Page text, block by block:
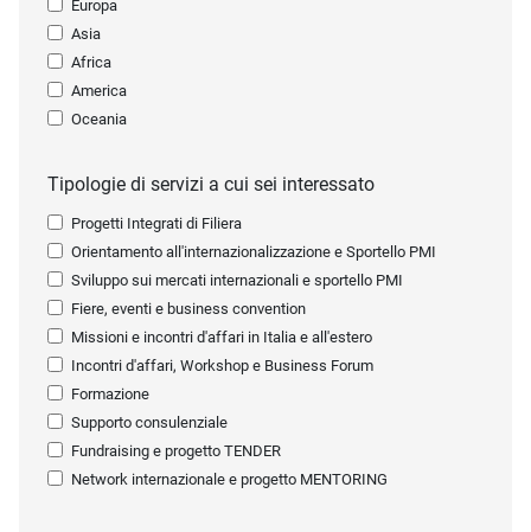
Europa
Asia
Africa
America
Oceania
Tipologie di servizi a cui sei interessato
Progetti Integrati di Filiera
Orientamento all'internazionalizzazione e Sportello PMI
Sviluppo sui mercati internazionali e sportello PMI
Fiere, eventi e business convention
Missioni e incontri d'affari in Italia e all'estero
Incontri d'affari, Workshop e Business Forum
Formazione
Supporto consulenziale
Fundraising e progetto TENDER
Network internazionale e progetto MENTORING